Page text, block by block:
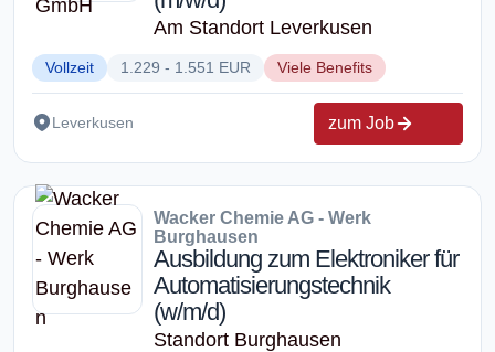
Am Standort Leverkusen
Vollzeit 1.229 - 1.551 EUR Viele Benefits
Leverkusen zum Job
Wacker Chemie AG - Werk
Burghausen
Ausbildung zum Elektroniker für
Automatisierungstechnik
(w/m/d)
Standort Burghausen